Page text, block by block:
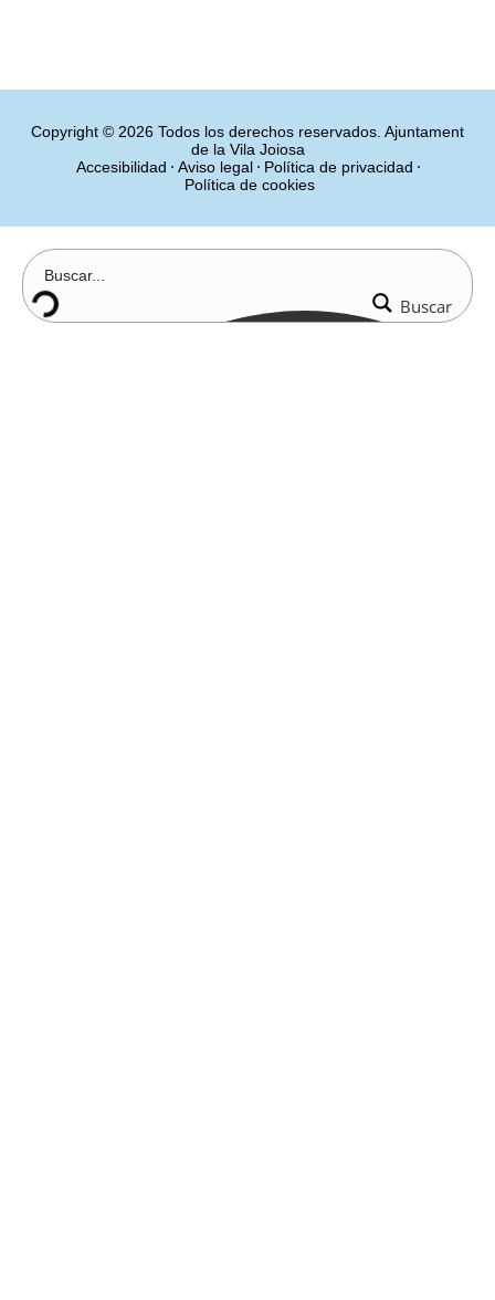
Copyright © 2026 Todos los derechos reservados. Ajuntament
de la Vila Joiosa
Accesibilidad
Aviso legal
Política de privacidad
Política de cookies
Buscar